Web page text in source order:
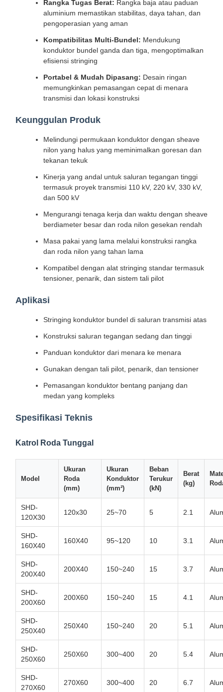
Rangka Tugas Berat: Rangka baja atau paduan
aluminium memastikan stabilitas, daya tahan, dan
pengoperasian yang aman
Kompatibilitas Multi-Bundel: Mendukung
konduktor bundel ganda dan tiga, mengoptimalkan
efisiensi stringing
Portabel & Mudah Dipasang: Desain ringan
memungkinkan pemasangan cepat di menara
transmisi dan lokasi konstruksi
Keunggulan Produk
Melindungi permukaan konduktor dengan sheave
nilon yang halus yang meminimalkan goresan dan
tekanan tekuk
Kinerja yang andal untuk saluran tegangan tinggi
termasuk proyek transmisi 110 kV, 220 kV, 330 kV,
dan 500 kV
Mengurangi tenaga kerja dan waktu dengan sheave
berdiameter besar dan roda nilon gesekan rendah
Masa pakai yang lama melalui konstruksi rangka
dan roda nilon yang tahan lama
Kompatibel dengan alat stringing standar termasuk
tensioner, penarik, dan sistem tali pilot
Aplikasi
Stringing konduktor bundel di saluran transmisi atas
Konstruksi saluran tegangan sedang dan tinggi
Panduan konduktor dari menara ke menara
Gunakan dengan tali pilot, penarik, dan tensioner
Pemasangan konduktor bentang panjang dan
medan yang kompleks
Spesifikasi Teknis
Katrol Roda Tunggal
Model
Ukuran
Roda
(mm)
Ukuran
Konduktor
(mm²)
Beban
Terukur
(kN)
Berat
(kg)
SHD-
120X30
120x30 25~70 5 2.1
SHD-
160X40
160X40 95~120 10 3.1
SHD-
200X40
200X40 150~240 15 3.7
SHD-
200X60
200X60 150~240 15 4.1
SHD-
250X40
250X40 150~240 20 5.1
SHD-
250X60
250X60 300~400 20 5.4
SHD-
270X60
270X60 300~400 20 6.7